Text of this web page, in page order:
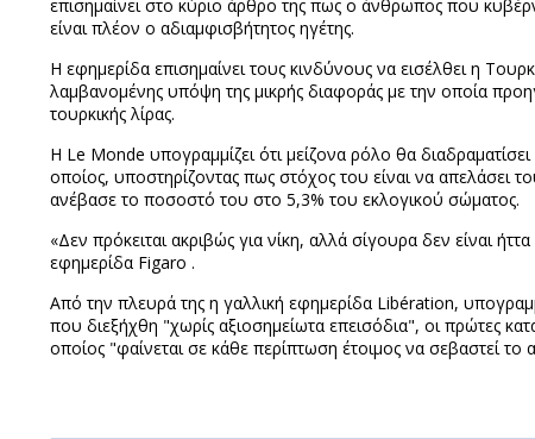
επισημαίνει στο κύριο άρθρο της πως ο άνθρωπος που
είναι πλέον ο αδιαμφισβήτητος ηγέτης.
Η εφημερίδα επισημαίνει τους κινδύνους να εισέλθει η
λαμβανομένης υπόψη της μικρής διαφοράς με την οποία
τουρκικής λίρας.
Η Le Monde υπογραμμίζει ότι μείζονα ρόλο θα
οποίος, υποστηρίζοντας πως στόχος του είναι να απελάσει
ανέβασε το ποσοστό του στο 5,3% του εκλογικού σώματος.
«Δεν πρόκειται ακριβώς για νίκη, αλλά σίγουρα δεν είναι
εφημερίδα Figaro .
Από την πλευρά της η γαλλική εφημερίδα Libération,
που διεξήχθη "χωρίς αξιοσημείωτα επεισόδια", οι πρώτες
οποίος "φαίνεται σε κάθε περίπτωση έτοιμος να σεβαστεί το